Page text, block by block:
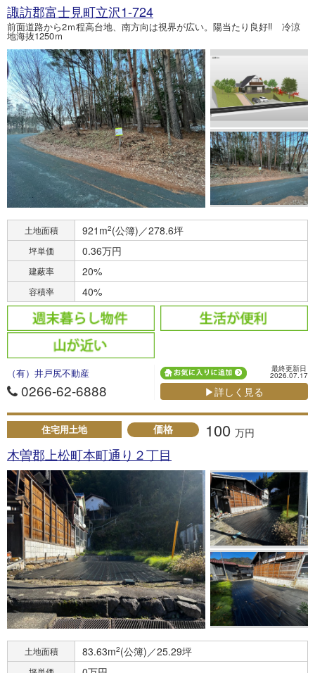
諏訪郡富士見町立沢1-724
前面道路から2ｍ程高台地、南方向は視界が広い。陽当たり良好‼ 冷涼
地海抜1250ｍ
土地面積 921m2(公簿)／278.6坪
坪単価 0.36万円
建蔽率 20%
容積率 40%
（有）井戸尻不動産
0266-62-6888
最終更新日
2026.07.17
▶詳しく見る
住宅用土地 価格 100 万円
木曽郡上松町本町通り２丁目
土地面積 83.63m2(公簿)／25.29坪